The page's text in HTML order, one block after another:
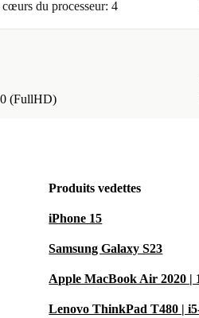
du processeur: 4
(FullHD)
Produits vedettes
iPhone 15
Samsung Galaxy S23
Apple MacBook Air 2020 |
Lenovo ThinkPad T480 |